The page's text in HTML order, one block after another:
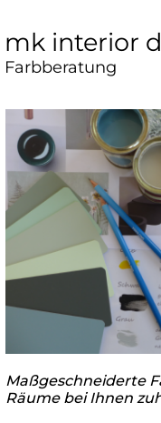
mk interior
Farbberatung
Maßgeschneiderte
Räume bei Ihnen